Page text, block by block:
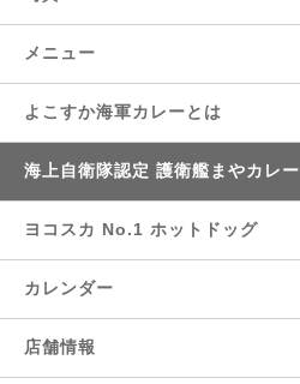
メニュー
よこすか海軍カレーとは
海上自衛隊認定 護衛艦まやカレー
ヨコスカ No.1 ホットドッグ
カレンダー
店舗情報